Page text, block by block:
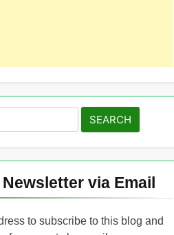
via Email
to subscribe to this blog and